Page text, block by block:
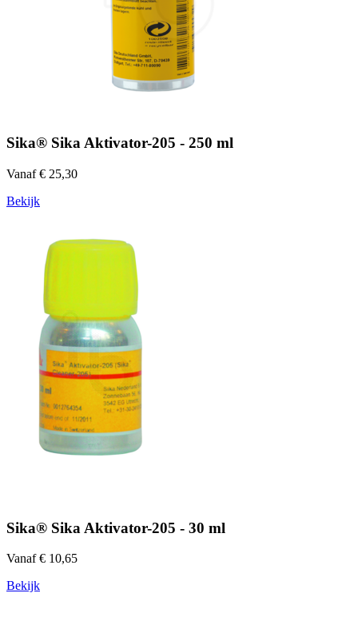
Sika® Sika Aktivator-205 - 250 ml
Vanaf € 25,30
Bekijk
Sika® Sika Aktivator-205 - 30 ml
Vanaf € 10,65
Bekijk